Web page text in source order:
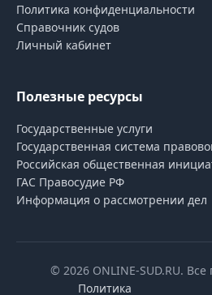
Политиĸа ĸонфиденциальности
Справочник судов
Личный кабинет
Полезные ресурсы
Государственные услуги
Государственная система
Российская общественная
ГАС Правосудие РФ
Информация о рассмотрении дел
© 2026 ONLINE-SUD.RU.
Политика